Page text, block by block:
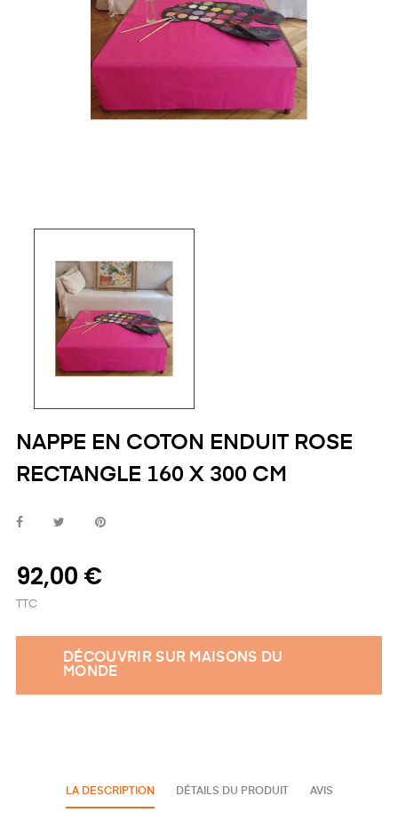
NAPPE EN COTON ENDUIT ROSE
RECTANGLE 160 X 300 CM
92,00 €
TTC
DÉCOUVRIR SUR MAISONS DU
MONDE
LA DESCRIPTION DÉTAILS DU PRODUIT AVIS